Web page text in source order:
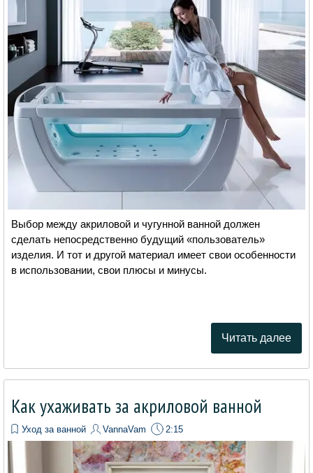
Выбор между акриловой и чугунной ванной должен
сделать непосредственно будущий «пользователь»
изделия. И тот и другой материал имеет свои особенности
в использовании, свои плюсы и минусы.
Читать далее
Как ухаживать за акриловой ванной
Уход за ванной VannaVam 2:15